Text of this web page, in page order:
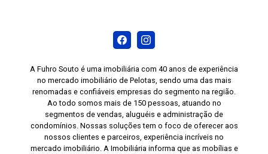
A Fuhro Souto é uma imobiliária com 40 anos de experiência
no mercado imobiliário de Pelotas, sendo uma das mais
renomadas e confiáveis empresas do segmento na região.
Ao todo somos mais de 150 pessoas, atuando no
segmentos de vendas, aluguéis e administração de
condomínios. Nossas soluções tem o foco de oferecer aos
nossos clientes e parceiros, experiência incríveis no
mercado imobiliário. A Imobiliária informa que as mobílias e